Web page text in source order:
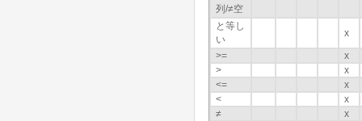
列/≠空
と等し
い
x
>=
x
>
x
<=
x
<
x
≠
x